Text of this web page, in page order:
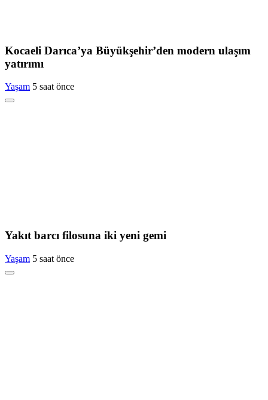
Kocaeli Darıca’ya Büyükşehir’den modern ulaşım
yatırımı
Yaşam 5 saat önce
Yakıt barcı filosuna iki yeni gemi
Yaşam 5 saat önce